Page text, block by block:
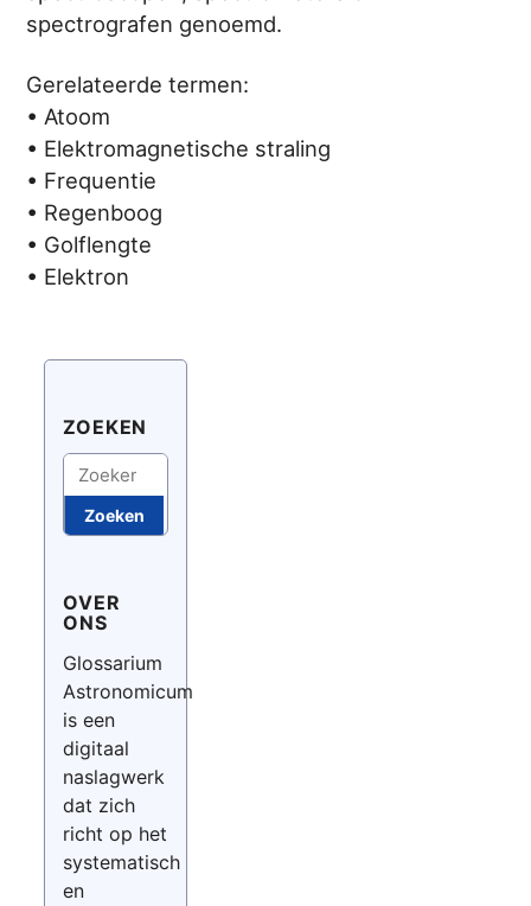
spectrografen genoemd.
Gerelateerde termen:
• Atoom
• Elektromagnetische straling
• Frequentie
• Regenboog
• Golflengte
• Elektron
ZOEKEN
Zoeken
Zoeken
OVER
ONS
Glossarium
Astronomicum
is een
digitaal
naslagwerk
dat zich
richt op het
systematisch
en